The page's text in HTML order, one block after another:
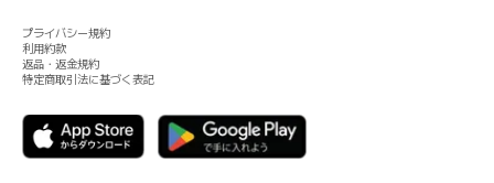
プライバシー規約
利用約款
返品・返金規約
特定商取引法に基づく表記